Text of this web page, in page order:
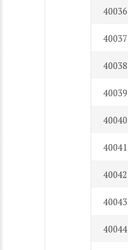
40036
40037
40038
40039
40040
40041
40042
40043
40044